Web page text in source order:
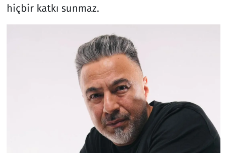
hiçbir katkı sunmaz.